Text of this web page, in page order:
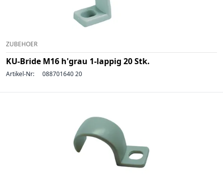
ZUBEHOER
KU-Bride M16 h'grau 1-lappig 20 Stk.
Artikel-Nr: 088701640 20